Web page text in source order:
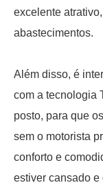
excelente
abastecimentos.
Além disso, é
com a tecnologia
posto, para que
sem o motorista
conforto e
estiver cansado e